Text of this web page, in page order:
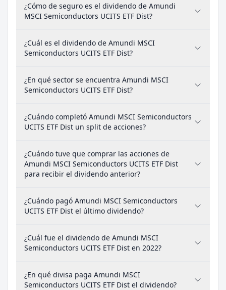
¿Cómo de seguro es el dividendo de Amundi
MSCI Semiconductors UCITS ETF Dist?
¿Cuál es el dividendo de Amundi MSCI
Semiconductors UCITS ETF Dist?
¿En qué sector se encuentra Amundi MSCI
Semiconductors UCITS ETF Dist?
¿Cuándo completó Amundi MSCI Semiconductors
UCITS ETF Dist un split de acciones?
¿Cuándo tuve que comprar las acciones de
Amundi MSCI Semiconductors UCITS ETF Dist
para recibir el dividendo anterior?
¿Cuándo pagó Amundi MSCI Semiconductors
UCITS ETF Dist el último dividendo?
¿Cuál fue el dividendo de Amundi MSCI
Semiconductors UCITS ETF Dist en 2022?
¿En qué divisa paga Amundi MSCI
Semiconductors UCITS ETF Dist el dividendo?